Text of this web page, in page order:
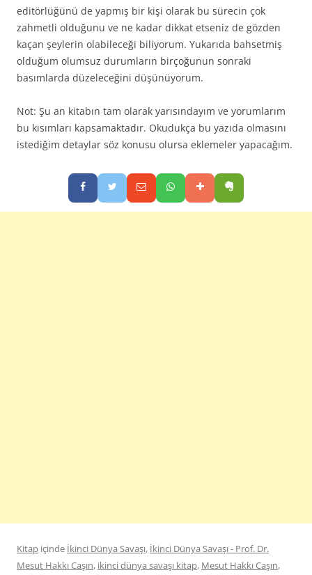
editörlüğünü de yapmış bir kişi olarak bu sürecin çok
zahmetli olduğunu ve ne kadar dikkat etseniz de gözden
kaçan şeylerin olabileceği biliyorum. Yukarıda bahsetmiş
olduğum olumsuz durumların birçoğunun sonraki
basımlarda düzeleceğini düşünüyorum.
Not: Şu an kitabın tam olarak yarısındayım ve yorumlarım
bu kısımları kapsamaktadır. Okudukça bu yazıda olmasını
istediğim detaylar söz konusu olursa eklemeler yapacağım.
Kitap içinde İkinci Dünya Savaşı, İkinci Dünya Savaşı - Prof. Dr.
Mesut Hakkı Caşın, ikinci dünya savaşı kitap, Mesut Hakkı Caşın,